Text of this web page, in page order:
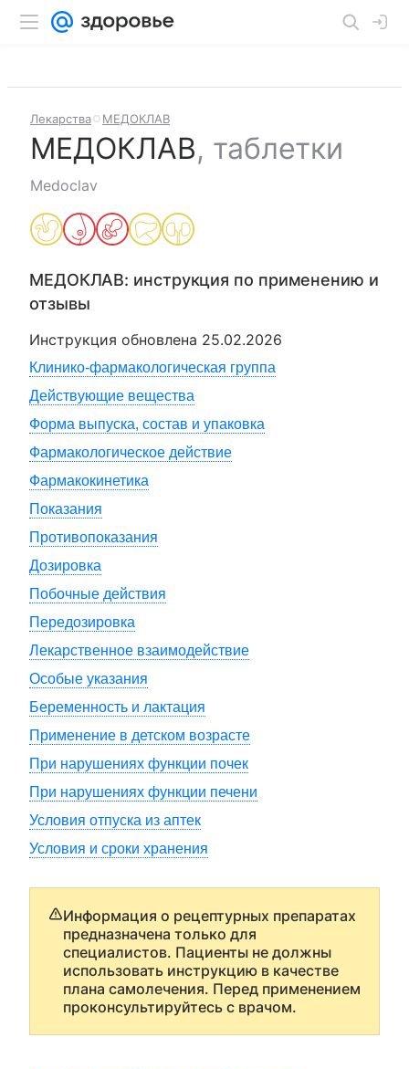
Лекарства МЕДОКЛАВ
МЕДОКЛАВ, таблетки
Medoclav
МЕДОКЛАВ: инструкция по применению и
отзывы
Инструкция обновлена 25.02.2026
Клинико-фармакологическая группа
Действующие вещества
Форма выпуска, состав и упаковка
Фармакологическое действие
Фармакокинетика
Показания
Противопоказания
Дозировка
Побочные действия
Передозировка
Лекарственное взаимодействие
Особые указания
Беременность и лактация
Применение в детском возрасте
При нарушениях функции почек
При нарушениях функции печени
Условия отпуска из аптек
Условия и сроки хранения
Информация о рецептурных препаратах
предназначена только для
специалистов. Пациенты не должны
использовать инструкцию в качестве
плана самолечения. Перед применением
проконсультируйтесь с врачом.